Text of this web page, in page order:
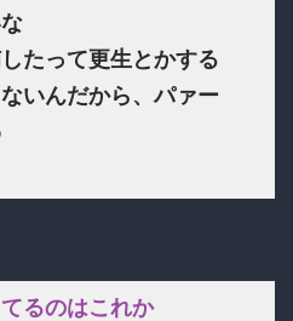
たって更生とかする
いんだから、パァー
るのはこれか